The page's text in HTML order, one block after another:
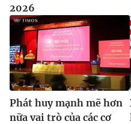
2026
Phát huy mạnh mẽ hơn
nữa vai trò của các cơ